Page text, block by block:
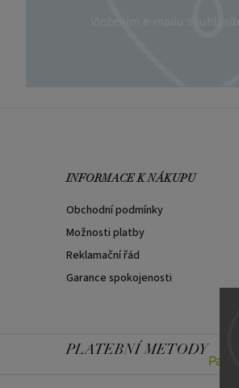
INFORMACE K NÁKUPU
Obchodní podmínky
Možnosti platby
Reklamační řád
Garance spokojenosti
PLATEBNÍ METODY